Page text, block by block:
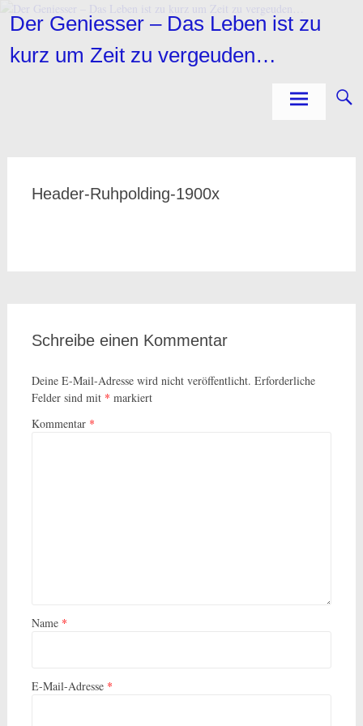
Zum
InhaltDer Geniesser – Das Leben ist zu
kurz um Zeit zu vergeuden…
Header-Ruhpolding-1900x
Schreibe einen Kommentar
Deine E-Mail-Adresse wird nicht veröffentlicht. Erforderliche
Felder sind mit * markiert
Kommentar *
Name *
E-Mail-Adresse *